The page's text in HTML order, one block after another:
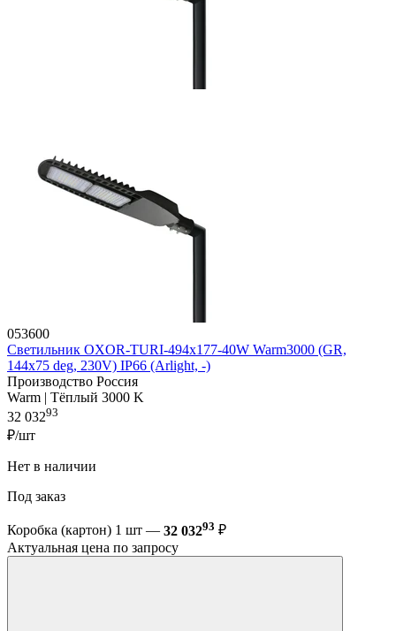
053600
Светильник OXOR-TURI-494х177-40W Warm3000 (GR,
144x75 deg, 230V) IP66 (Arlight, -)
Производство Россия
Warm | Тёплый 3000 K
32 03293
₽/шт
Нет в наличии
Под заказ
Коробка (картон) 1 шт — 32 03293 ₽
Актуальная цена по запросу